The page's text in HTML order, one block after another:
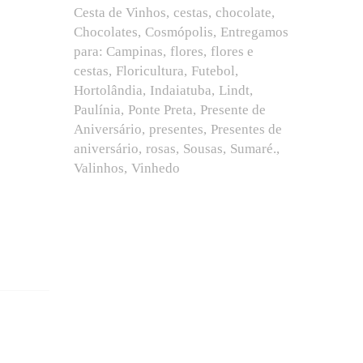
Cesta de Vinhos cestas chocolate
Chocolates Cosmópolis Entregamos
para: Campinas flores flores e
cestas Floricultura Futebol
Hortolândia Indaiatuba Lindt
Paulínia Ponte Preta Presente de
Aniversário presentes Presentes de
aniversário rosas Sousas Sumaré.
Valinhos Vinhedo